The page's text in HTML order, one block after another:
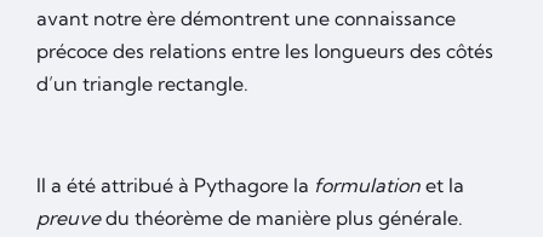
avant notre ère démontrent une connaissance
précoce des relations entre les longueurs des côtés
d’un triangle rectangle.
Il a été attribué à Pythagore la formulation et la
preuvedu théorème de manière plus générale.